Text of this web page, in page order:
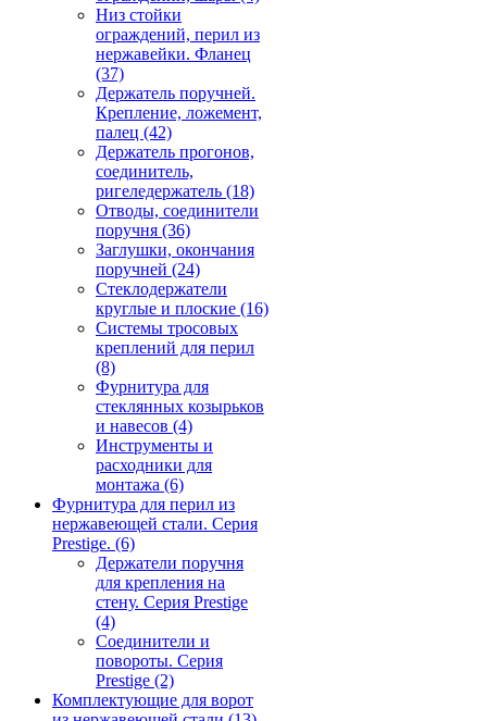
Низ стойки
ограждений, перил из
нержавейки. Фланец
(37)
Держатель поручней.
Крепление, ложемент,
палец (42)
Держатель прогонов,
соединитель,
ригеледержатель (18)
Отводы, соединители
поручня (36)
Заглушки, окончания
поручней (24)
Стеклодержатели
круглые и плоские (16)
Системы тросовых
креплений для перил
(8)
Фурнитура для
стеклянных козырьков
и навесов (4)
Инструменты и
расходники для
монтажа (6)
Фурнитура для перил из
нержавеющей стали. Серия
Prestige. (6)
Держатели поручня
для крепления на
стену. Серия Prestige
(4)
Соединители и
повороты. Серия
Prestige (2)
Комплектующие для ворот